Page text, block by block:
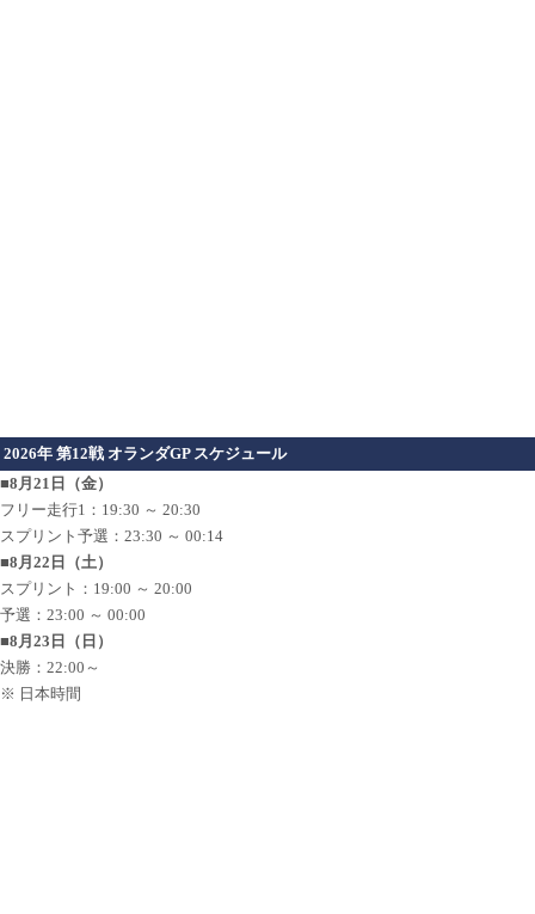
2026年 第12戦 オランダGP スケジュール
■8月21日（金）
フリー走行1：19:30 ～ 20:30
スプリント予選：23:30 ～ 00:14
■8月22日（土）
スプリント：19:00 ～ 20:00
予選：23:00 ～ 00:00
■8月23日（日）
決勝：22:00～
※ 日本時間